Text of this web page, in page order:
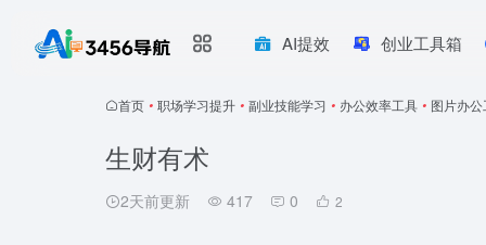
AI提效 创业工具箱
首页 • 职场学习提升 • 副业技能学习 • 办公效率工具 • 图片办
生财有术
2天前更新 417 0 2